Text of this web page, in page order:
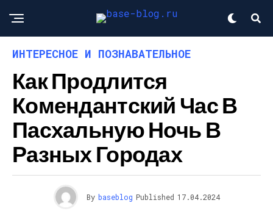
ИНТЕРЕСНОЕ И ПОЗНАВАТЕЛЬНОЕ
Как Продлится
Комендантский Час В
Пасхальную Ночь В
Разных Городах
By baseblog Published 17.04.2024